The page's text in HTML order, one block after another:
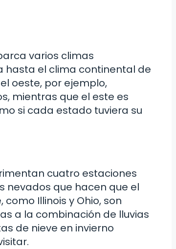
varios climas
hasta el clima continental de
oeste, por ejemplo,
mientras que el este es
si cada estado tuviera su
cuatro estaciones
nevados que hacen que el
Illinois y Ohio, son
a la combinación de lluvias
de nieve en invierno